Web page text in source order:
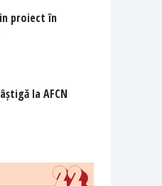
proiect în
la AFCN